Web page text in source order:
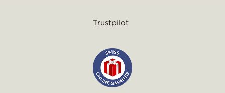
Trustpilot